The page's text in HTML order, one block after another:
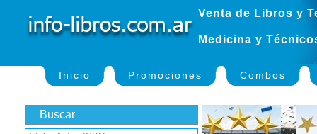
Venta de Libros y
Medicina y
Inicio Promociones Combos
Buscar